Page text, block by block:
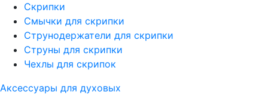
Скрипки
Смычки для скрипки
Струнодержатели для скрипки
Струны для скрипки
Чехлы для скрипок
Аксессуары для духовых